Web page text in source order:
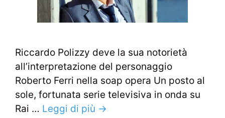
Riccardo Polizzy deve la sua notorietà
all’interpretazione del personaggio
Roberto Ferri nella soap opera Un posto al
sole, fortunata serie televisiva in onda su
Rai … Leggi di più →